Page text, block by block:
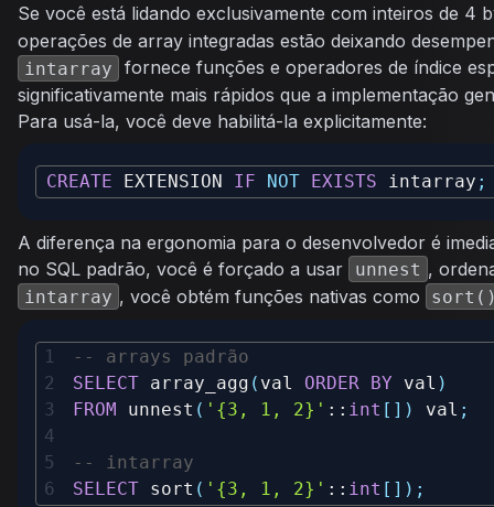
Se você está lidando exclusivamente com inteiros de 4
operações de array integradas estão deixando
intarray
fornece funções e operadores de índice
significativamente mais rápidos que a implementação
Para usá-la, você deve habilitá-la explicitamente:
CREATE EXTENSION IF NOT EXISTS intarray ;
A diferença na ergonomia para o desenvolvedor é
no SQL padrão, você é forçado a usar
unnest ,
intarray , você obtém funções nativas como
-- arrays padrão
SELECT array_agg ( val ORDER BY val )
FROM unnest ( '{3, 1, 2}' :: int [ ] ) val ;
-- intarray
SELECT sort ( '{3, 1, 2}' :: int [ ] ) ;